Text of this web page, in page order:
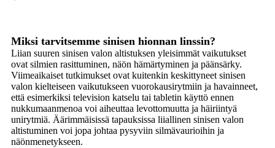
Miksi tarvitsemme sinisen hionnan linssin?
Liian suuren sinisen valon altistuksen yleisimmät vaikutukset
ovat silmien rasittuminen, näön hämärtyminen ja päänsärky.
Viimeaikaiset tutkimukset ovat kuitenkin keskittyneet sinisen
valon kielteiseen vaikutukseen vuorokausirytmiin ja havainneet,
että esimerkiksi television katselu tai tabletin käyttö ennen
nukkumaanmenoa voi aiheuttaa levottomuutta ja häiriintyä
unirytmiä. Äärimmäisissä tapauksissa liiallinen sinisen valon
altistuminen voi jopa johtaa pysyviin silmävaurioihin ja
näönmenetykseen.